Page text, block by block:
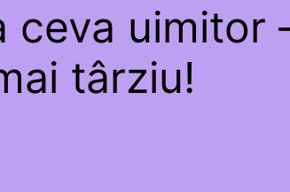
ceva uimitor
târziu!